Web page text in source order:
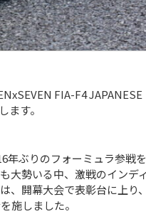
FIA-F4 JAPANESE
ます。
ぶりのフォーミュラ参戦を
大勢いる中、激戦のインデ
、開幕大会で表彰台に上り
施しました。